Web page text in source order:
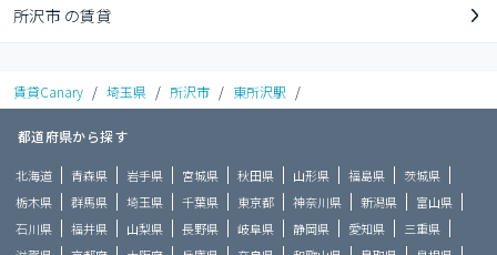
所沢市 の賃貸
賃貸Canary / 埼玉県 / 所沢市 / 東所沢駅 /
都道府県から探す
北海道 青森県 岩手県 宮城県 秋田県 山形県 福島県
茨城県
栃木県
群馬県 埼玉県 千葉県 東京都 神奈川県 新潟県
富山県
石川県
福井県 山梨県 長野県 岐阜県 静岡県 愛知県
三重県